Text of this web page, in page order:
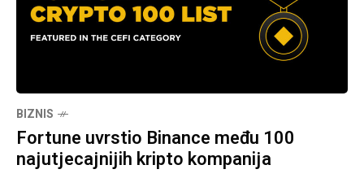
BIZNIS
Fortune uvrstio Binance među 100
najutjecajnijih kripto kompanija